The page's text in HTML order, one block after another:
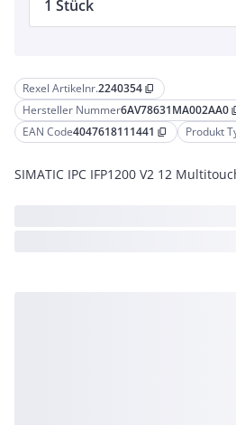
Rexel Artikelnr.2240354 content_copy
Hersteller Nummer6AV78631MA002AA0
EAN Code4047618111441 content_copy Produkt
SIMATIC IPC IFP1200 V2 12
1 Stück